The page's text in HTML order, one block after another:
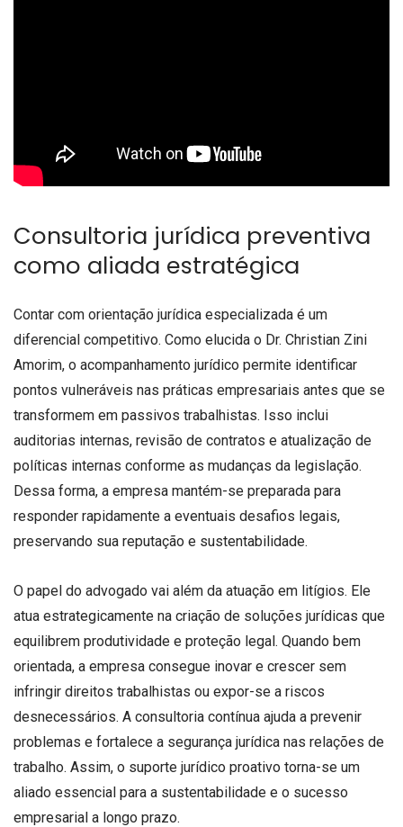
Consultoria jurídica preventiva
como aliada estratégica
Contar com orientação jurídica especializada é um
diferencial competitivo. Como elucida o Dr. Christian Zini
Amorim, o acompanhamento jurídico permite identificar
pontos vulneráveis nas práticas empresariais antes que se
transformem em passivos trabalhistas. Isso inclui
auditorias internas, revisão de contratos e atualização de
políticas internas conforme as mudanças da legislação.
Dessa forma, a empresa mantém-se preparada para
responder rapidamente a eventuais desafios legais,
preservando sua reputação e sustentabilidade.
O papel do advogado vai além da atuação em litígios. Ele
atua estrategicamente na criação de soluções jurídicas que
equilibrem produtividade e proteção legal. Quando bem
orientada, a empresa consegue inovar e crescer sem
infringir direitos trabalhistas ou expor-se a riscos
desnecessários. A consultoria contínua ajuda a prevenir
problemas e fortalece a segurança jurídica nas relações de
trabalho. Assim, o suporte jurídico proativo torna-se um
aliado essencial para a sustentabilidade e o sucesso
empresarial a longo prazo.